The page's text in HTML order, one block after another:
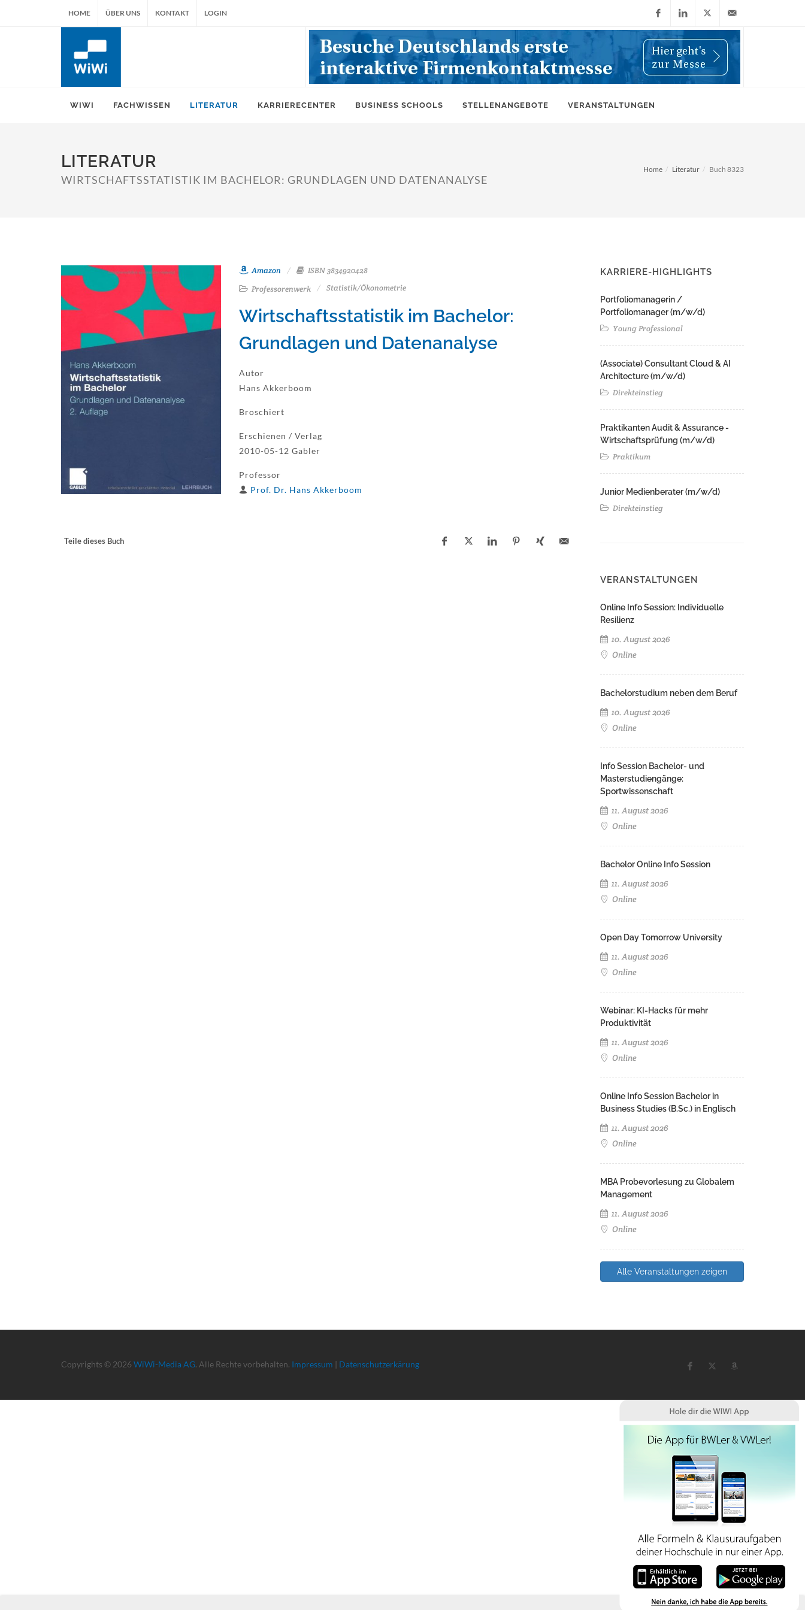
HOME ÜBER UNS KONTAKT LOGIN
FacebookLinkedIn
X
(Twitter)
info@wiwi-
WIWI FACHWISSEN LITERATUR KARRIERECENTER BUSINESS SCHOOLS STELLENANGEBOTE VERANSTALTUNGEN
LITERATUR
WIRTSCHAFTSSTATISTIK IM BACHELOR: GRUNDLAGEN UND DATENANALYSE
Home Literatur Buch 8323
Amazon
ISBN 3834920428
Professorenwerk
Statistik/Ökonometrie
Wirtschaftsstatistik im Bachelor:
Grundlagen und Datenanalyse
Autor
Hans Akkerboom
Broschiert
Erschienen / Verlag
2010-05-12 Gabler
Professor
Prof. Dr. Hans Akkerboom
Teile dieses Buch
KARRIERE-HIGHLIGHTS
Portfoliomanagerin /
Portfoliomanager (m/w/d)
Young Professional
(Associate) Consultant Cloud & AI
Architecture (m/w/d)​ ​
Direkteinstieg
Praktikanten Audit & Assurance -
Wirtschaftsprüfung (m/w/d)
Praktikum
Junior Medienberater (m/w/d)
Direkteinstieg
VERANSTALTUNGEN
Online Info Session: Individuelle
Resilienz
10. August 2026
Online
Bachelorstudium neben dem Beruf
10. August 2026
Online
Info Session Bachelor- und
Masterstudiengänge:
Sportwissenschaft
11. August 2026
Online
Bachelor Online Info Session
11. August 2026
Online
Open Day Tomorrow University
11. August 2026
Online
Webinar: KI-Hacks für mehr
Produktivität
11. August 2026
Online
Online Info Session Bachelor in
Business Studies (B.Sc.) in Englisch
11. August 2026
Online
MBA Probevorlesung zu Globalem
Management
11. August 2026
Online
Alle Veranstaltungen zeigen
Copyrights © 2026 WiWi-Media AG. Alle Rechte vorbehalten. Impressum | Datenschutzerkärung